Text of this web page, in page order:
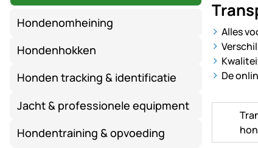
Hondenomheining
Hondenhokken
Honden tracking & identificatie
Jacht & professionele equipment
Hondentraining & opvoeding
Alles
De